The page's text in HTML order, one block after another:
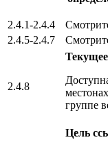
2.4.1-2.4.4
2.4.5-2.4.7
2.4.8
группе
Цель